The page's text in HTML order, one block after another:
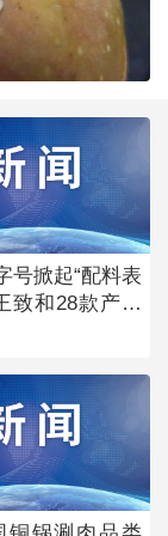
号掀起“配料表
致和28款产品
0级评价